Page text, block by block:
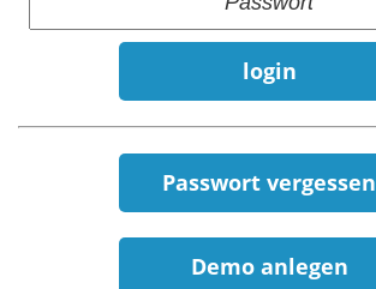
login
Passwort vergessen
Demo anlegen